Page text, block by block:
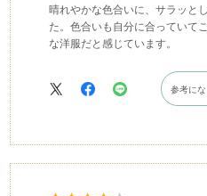
晴れやかな色合いに、サラッと
た。色合いも自分に合っていて
な洋服だと感じています。
参考に